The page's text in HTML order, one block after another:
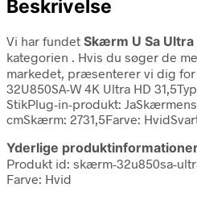
Beskrivelse
Vi har fundet Skærm U Sa Ultra
kategorien . Hvis du søger de
markedet, præsenterer vi dig
32U850SA-W 4K Ultra HD
StikPlug-in-produkt:
cmSkærm: 2731,5Farve:
Yderlige
Produkt id: skærm-32u850sa-
Farve: Hvid